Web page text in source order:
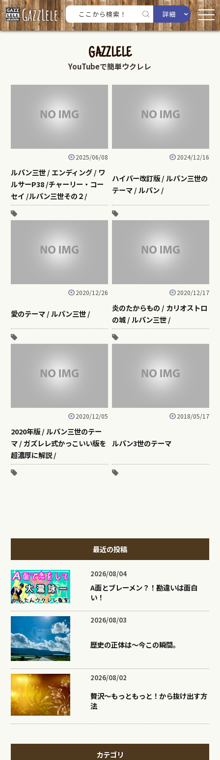
詳細
GAZZLELE
YouTubeで簡単ウクレレ
2025/06/08
ルパン三世 / エンディング / ワ
ルサーP38 /チャーリー・コー
セイ /ルパン三世その２/
2024/12/16
ハイパー改訂版 / ルパン三世の
テーマ / ルパン /
2020/12/26
愛のテーマ / ルパン三世 /
2020/12/17
炎のたからもの / カリオストロ
の城 / ルパン三世 /
2020/12/05
2020年版 / ルパン三世のテー
マ / ガズレレ式かっこいい版を
超濃厚に解説 /
2018/05/17
ルパン3世のテーマ
最近の投稿
2026/08/04
A面とブレーメン？！勘違いは面白
い！
2026/08/03
歴史の正体は〜今この瞬間。
2026/08/02
贅沢〜もっともっと！から抜け出す方
法
カテゴリ